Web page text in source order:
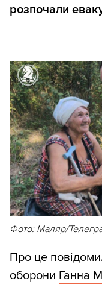
розпочали
Фото: Маляр/
Про це
оборони Ганна